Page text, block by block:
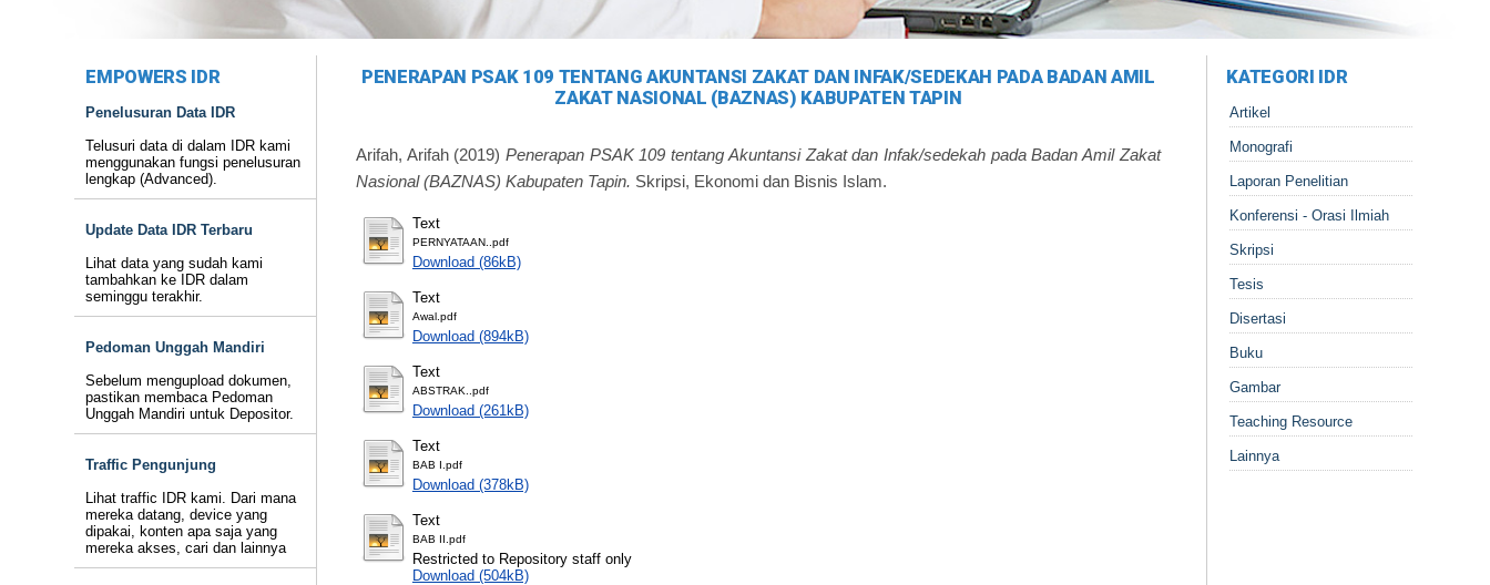
EMPOWERS IDR
Penelusuran Data IDR
Telusuri data di dalam IDR kami
menggunakan fungsi penelusuran
lengkap (Advanced).
Update Data IDR Terbaru
Lihat data yang sudah kami
tambahkan ke IDR dalam
seminggu terakhir.
Pedoman Unggah Mandiri
Sebelum mengupload dokumen,
pastikan membaca Pedoman
Unggah Mandiri untuk Depositor.
Traffic Pengunjung
Lihat traffic IDR kami. Dari mana
mereka datang, device yang
dipakai, konten apa saja yang
mereka akses, cari dan lainnya
PENERAPAN PSAK 109 TENTANG AKUNTANSI ZAKAT DAN INFAK/SEDEKAH PADA BADAN AMIL
ZAKAT NASIONAL (BAZNAS) KABUPATEN TAPIN
Arifah, Arifah(2019)Penerapan PSAK 109 tentang Akuntansi Zakat dan Infak/sedekah pada Badan Amil Zakat
Nasional (BAZNAS) Kabupaten Tapin. Skripsi, Ekonomi dan Bisnis Islam.
Text
PERNYATAAN..pdf
Download (86kB)
Text
Awal.pdf
Download (894kB)
Text
ABSTRAK..pdf
Download (261kB)
Text
BAB I.pdf
Download (378kB)
Text
BAB II.pdf
Restricted to Repository staff only
Download (504kB)
KATEGORI IDR
Artikel
Monografi
Laporan Penelitian
Konferensi - Orasi Ilmiah
Skripsi
Tesis
Disertasi
Buku
Gambar
Teaching Resource
Lainnya